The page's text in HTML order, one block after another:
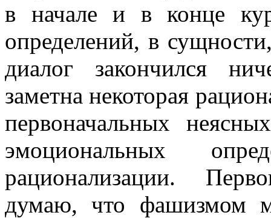
в начале и в конце
определений, в
диалог закончился
заметна некоторая
первоначальных
эмоциональных
рационализации.
думаю, что фашизмом